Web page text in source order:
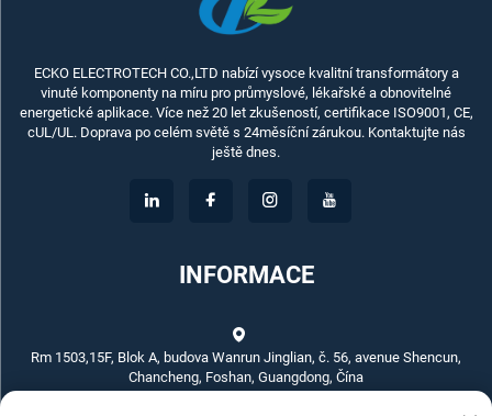
ECKO ELECTROTECH CO.,LTD nabízí vysoce kvalitní transformátory a
vinuté komponenty na míru pro průmyslové, lékařské a obnovitelné
energetické aplikace. Více než 20 let zkušeností, certifikace ISO9001, CE,
cUL/UL. Doprava po celém světě s 24měsíční zárukou. Kontaktujte nás
ještě dnes.
INFORMACE
Rm 1503,15F, Blok A, budova Wanrun Jinglian, č. 56, avenue Shencun,
Chancheng, Foshan, Guangdong, Čína